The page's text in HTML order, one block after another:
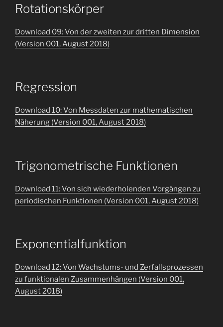
Rotationskörper
Download 09: Von der zweiten zur dritten Dimension
(Version 001, August 2018)
Regression
Download 10: Von Messdaten zur mathematischen
Näherung (Version 001, August 2018)
Trigonometrische Funktionen
Download 11: Von sich wiederholenden Vorgängen zu
periodischen Funktionen (Version 001, August 2018)
Exponentialfunktion
Download 12: Von Wachstums- und Zerfallsprozessen
zu funktionalen Zusammenhängen (Version 001,
August 2018)